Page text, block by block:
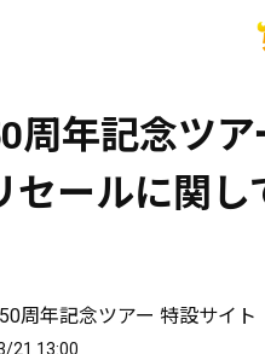
周年記念ツア
セールに関し
周年記念ツアー 特設サイト
21 13:00